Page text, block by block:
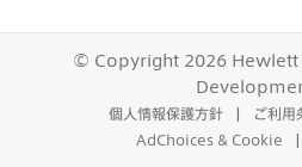
© Copyright 2026 Hewlett
個人情報保護方針
ご利用
AdChoices & Cookie